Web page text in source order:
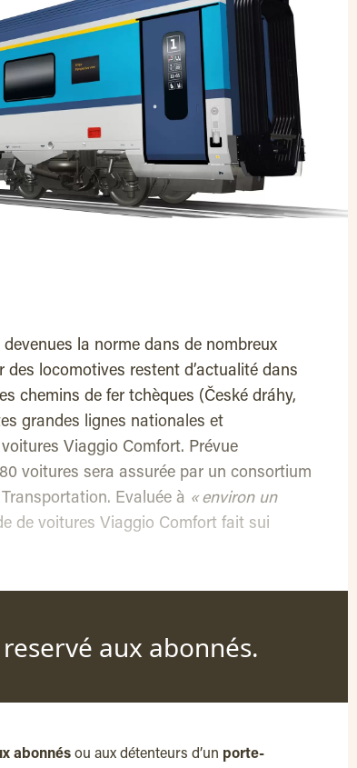
la norme dans de nombreux
locomotives restent d’actualité dans
chemins de fer tchèques (České dráhy,
grandes lignes nationales et
Viaggio Comfort. Prévue
voitures sera assurée par un consortium
Evaluée à « environ un
de voitures Viaggio Comfort fait sui
aux abonnés.
abonnés ou aux détenteurs d’un porte-